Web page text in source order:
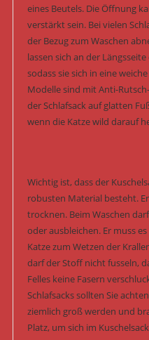
eines Beutels. Die Öffnung
verstärkt sein. Bei vielen
der Bezug zum Waschen
lassen sich an der
sodass sie sich in eine
Modelle sind mit Anti-
der Schlafsack auf glatten
wenn die Katze wild darauf
Wichtig ist, dass der
robusten Material besteht.
trocknen. Beim Waschen
oder ausbleichen. Er muss
Katze zum Wetzen der
darf der Stoff nicht fusseln,
Felles keine Fasern
Schlafsacks sollten Sie
ziemlich groß werden und
Platz, um sich im